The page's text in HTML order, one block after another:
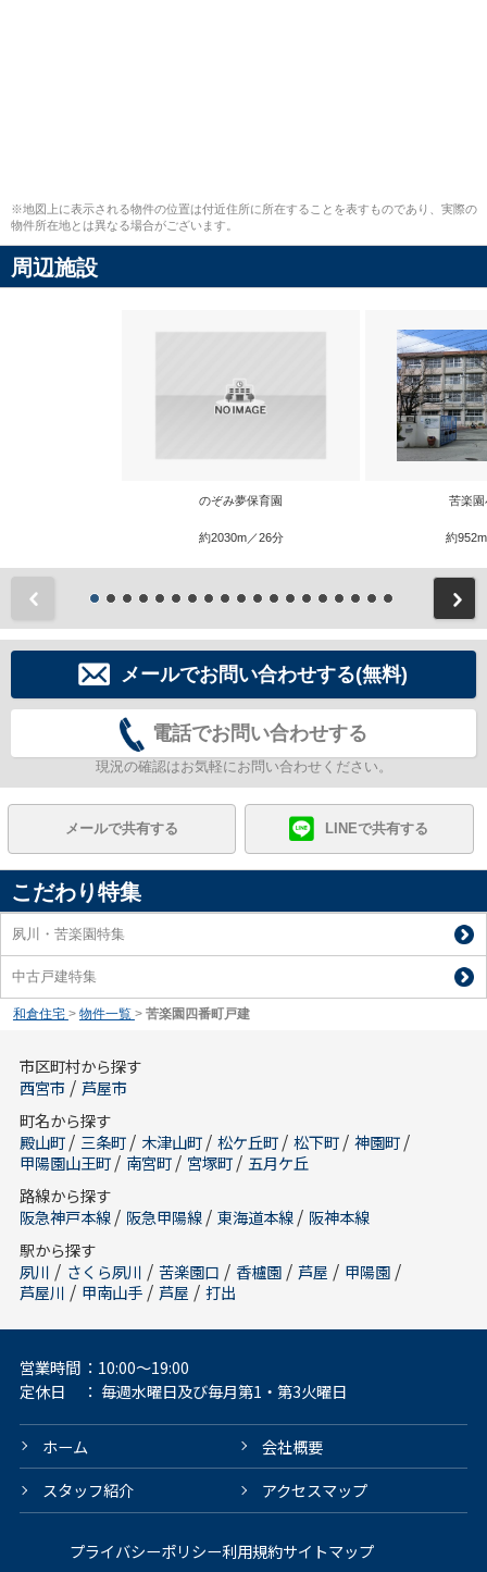
※地図上に表示される物件の位置は付近住所に所在することを表すものであり、実際の
物件所在地とは異なる場合がございます。
周辺施設
のぞみ夢保育園
約2030m／26分
苦楽園
約
メールでお問い合わせする(無料)
電話でお問い合わせする
現況の確認はお気軽にお問い合わせください。
メールで共有する LINEで共有する
こだわり特集
夙川・苦楽園特集
中古戸建特集
和倉住宅 > 物件一覧 > 苦楽園四番町戸建
市区町村から探す
西宮市 / 芦屋市
町名から探す
殿山町/ 三条町/ 木津山町/ 松ケ丘町/ 松下町/ 神園町/
甲陽園山王町/ 南宮町/ 宮塚町/ 五月ケ丘
路線から探す
阪急神戸本線/ 阪急甲陽線/ 東海道本線/ 阪神本線
駅から探す
夙川 / さくら夙川 / 苦楽園口 / 香櫨園 / 芦屋 / 甲陽園 /
芦屋川 / 甲南山手 / 芦屋 / 打出
営業時間 ：10:00～19:00
定休日
： 毎週水曜日及び毎月第1・第3火曜日
ホーム
会社概要
スタッフ紹介
アクセスマップ
プライバシーポリシー利用規約サイトマップ